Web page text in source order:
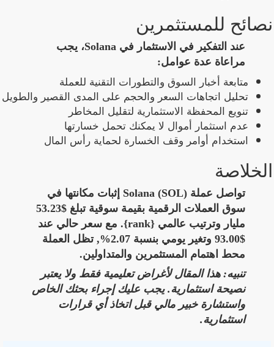
نصائح للمستثمرين
عند التفكير في الاستثمار في Solana، يجب
مراعاة عدة عوامل:
متابعة أخبار السوق والتطورات التقنية للعملة
تحليل اتجاهات السعر والحجم على المدى القصير والطويل
تنويع المحفظة الاستثمارية لتقليل المخاطر
عدم استثمار أموال لا يمكنك تحمل خسارتها
استخدام أوامر وقف الخسارة لحماية رأس المال
الخلاصة
تواصل عملة Solana (SOL) إثبات مكانتها في
سوق العملات الرقمية بقيمة سوقية تبلغ $53.23
مليار وترتيب عالمي {rank}. مع سعر حالي عند
$93.00 وتغير يومي بنسبة 2.07%, تظل العملة
محط اهتمام المستثمرين والمتداولين.
تنبيه: هذا المقال لأغراض تعليمية فقط ولا يعتبر
نصيحة استثمارية. يجب عليك إجراء بحثك الخاص
واستشارة خبير مالي قبل اتخاذ أي قرارات
استثمارية.